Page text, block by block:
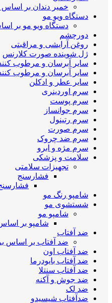
خمیر دندان بر اساس
دستگاه ویو مو
دستگاه ویو مو بر
دورچشم
روغن آرایشی و مراقبتی
ژل شوینده صورت کلارنس
سایر آبرسان و مرطوب
سایر آبرسان و مرطوب
سایر عطر و ادکلن
سرم اوردینری
سرم پوست
سرم جوانساز
سرم رتینول
سرم صورت
سرم ضد چروک
سرم مژه و ابرو
سلامت و پزشکی
تجهیزات سلامتی
فشارسنج
شامپو رنگ مو
شستشوی مو
شامپو مو
شامپو بر
ضد آفتاب
ضد آفتاب بر اساس
ضد آفتاب اون
ضد آفتاب بایودرما
ضد آفتاب سنتلا
ضد جوش و آکنه
ضد لک
ضدآفتاب شیسیدو